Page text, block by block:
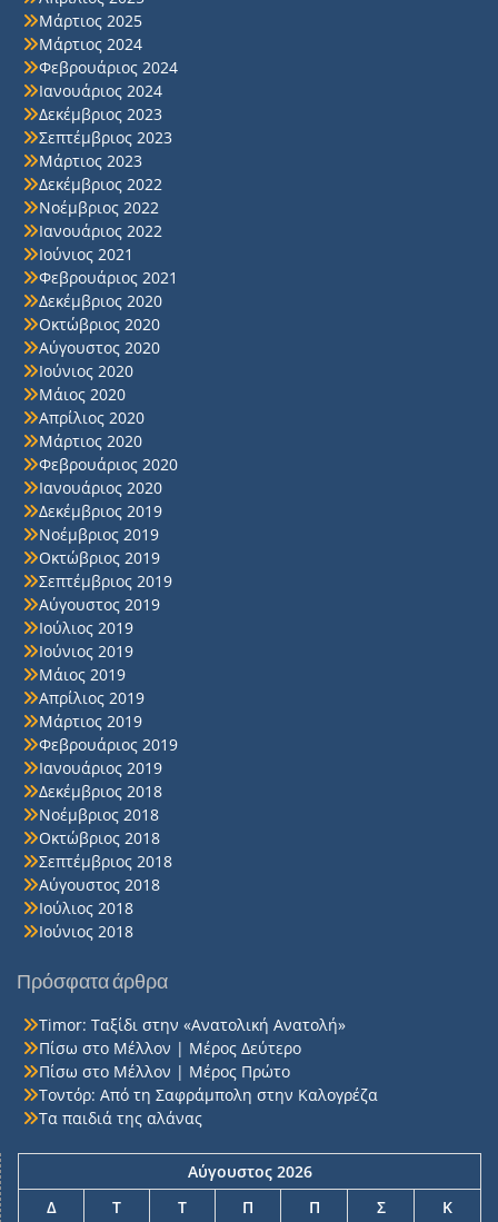
Μάρτιος 2025
Μάρτιος 2024
Φεβρουάριος 2024
Ιανουάριος 2024
Δεκέμβριος 2023
Σεπτέμβριος 2023
Μάρτιος 2023
Δεκέμβριος 2022
Νοέμβριος 2022
Ιανουάριος 2022
Ιούνιος 2021
Φεβρουάριος 2021
Δεκέμβριος 2020
Οκτώβριος 2020
Αύγουστος 2020
Ιούνιος 2020
Μάιος 2020
Απρίλιος 2020
Μάρτιος 2020
Φεβρουάριος 2020
Ιανουάριος 2020
Δεκέμβριος 2019
Νοέμβριος 2019
Οκτώβριος 2019
Σεπτέμβριος 2019
Αύγουστος 2019
Ιούλιος 2019
Ιούνιος 2019
Μάιος 2019
Απρίλιος 2019
Μάρτιος 2019
Φεβρουάριος 2019
Ιανουάριος 2019
Δεκέμβριος 2018
Νοέμβριος 2018
Οκτώβριος 2018
Σεπτέμβριος 2018
Αύγουστος 2018
Ιούλιος 2018
Ιούνιος 2018
Πρόσφατα άρθρα
Timor: Ταξίδι στην «Ανατολική Ανατολή»
Πίσω στο Μέλλον | Μέρος Δεύτερο
Πίσω στο Μέλλον | Μέρος Πρώτο
Τοντόρ: Από τη Σαφράμπολη στην Καλογρέζα
Τα παιδιά της αλάνας
Αύγουστος 2026
Δ
Τ Τ Π Π Σ
Κ